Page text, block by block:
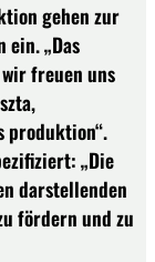
gehen zur
„Das
freuen uns
produktion“.
„Die
darstellenden
fördern und zu